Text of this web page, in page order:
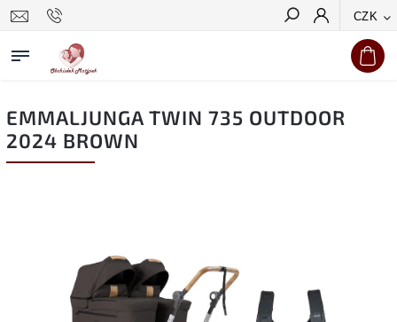
CZK
Hledat
EMMALJUNGA TWIN 735 OUTDOOR
2024 BROWN